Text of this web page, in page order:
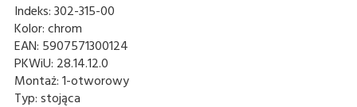
Indeks:302-315-00
Kolor:chrom
EAN: 5907571300124
PKWiU: 28.14.12.0
Montaż:1-otworowy
Typ:stojąca